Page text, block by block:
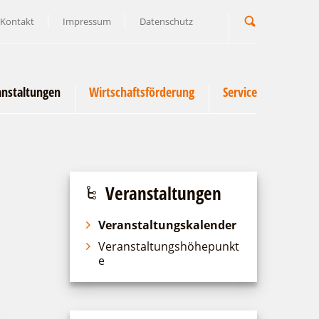
Kontakt Impressum Datenschutz
Wirtschaftsförderung Service
Veranstaltungen
Veranstaltungskalender
Veranstaltungshöhepunkt
e